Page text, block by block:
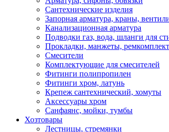
Сантехнические изделия
Запорная арматура, краны,
Канализационная арматура
Подводки газ, вода, шланги для
Прокладки, манжеты,
Смесители
Комплектующие для смесителей
Фитинги полипропилен
Фитинги хром, латунь
Крепеж сантехнический, хомуты
Аксессуары хром
Санфаянс, мойки, тумбы
Хозтовары
Лестницы, стремянки